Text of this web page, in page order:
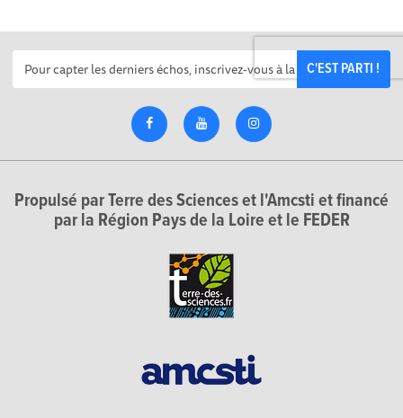
C'EST PARTI !
Propulsé par Terre des Sciences et l'Amcsti et financé
par la Région Pays de la Loire et le FEDER